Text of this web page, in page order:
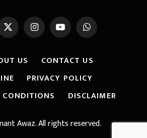
X
(Twitter)
InstagramYouTubeWhatsApp
US
CONTACT US
PRIVACY POLICY
DISCLAIMER
Awaz. All rights reserved.